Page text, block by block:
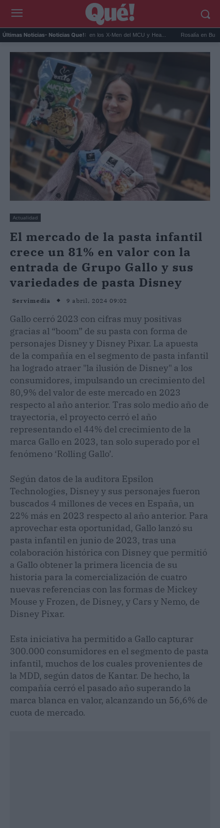
Últimas Noticias- Noticias Que!:
Kit Connor será Cíclope en los X-Men del MCU y Hea... Rosalía en Buenos
Actualidad
El mercado de la pasta infantil
crece un 81% en valor con la
entrada de Grupo Gallo y sus
variedades de pasta Disney
Servimedia 9 abril, 2024 09:02
Gallo cerró 2023 con cifras muy positivas
gracias al “boom” de su pasta con forma de
personajes Disney y Disney Pixar. La apuesta
de la compañía en el segmento de pasta infantil
ha logrado atraer "la ilusión de Disney" a los
consumidores, impulsando un crecimiento del
80,9% del valor de este mercado en 2023
respecto al año anterior. Tras solo medio año de
trayectoria, el proyecto cerró el año
representando el 44% del crecimiento de la
marca Gallo en 2023, tan solo superado por el
fenómeno ‘Rolling Gallo’.
Según datos de la auditora Epsilon
Technologies, Disney y sus personajes fueron
buscados 4 millones de veces en España, un
22% más en 2023 respecto al año anterior. Para
aprovechar esta oportunidad, Gallo lanzó su
pasta infantil en junio de 2023, tras una
colaboración histórica con Disney que permitió
a Gallo obtener la primera licencia de su
historia para la comercialización de cuatro
nuevas referencias con las formas de Mickey
Mouse y Frozen, de Disney, y Cars y Nemo, de
Disney Pixar.
Esta iniciativa ha permitido a Gallo capturar
300.000 consumidores en el segmento de pasta
infantil, muchos de los cuales provenientes de
la MDD, según datos de Kantar. De hecho, la
compañía cerró el pasado año superando la
marca blanca en valor, alcanzando un 56,6% de
cuota de mercado.